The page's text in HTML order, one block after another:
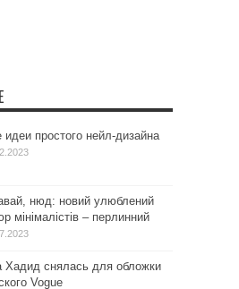
идеи простого нейл-дизайна
нюд: новий улюблений
мінімалістів – перлинний
Хадид снялась для обложки
Vogue